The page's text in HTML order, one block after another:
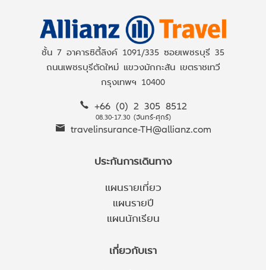
ชั้น 7 อาคารซิตี้ลิงค์ 1091/335 ซอยเพชรบุรี 35
ถนนเพชรบุรีตัดใหม่ แขวงมักกะสัน เขตราชเทวี
กรุงเทพฯ 10400
+66 (0) 2 305 8512
08.30-17.30 (จันทร์-ศุกร์)
travelinsurance-TH@allianz.com
ประกันการเดินทาง
แผนรายเที่ยว
แผนรายปี
แผนนักเรียน
เกี่ยวกับเรา